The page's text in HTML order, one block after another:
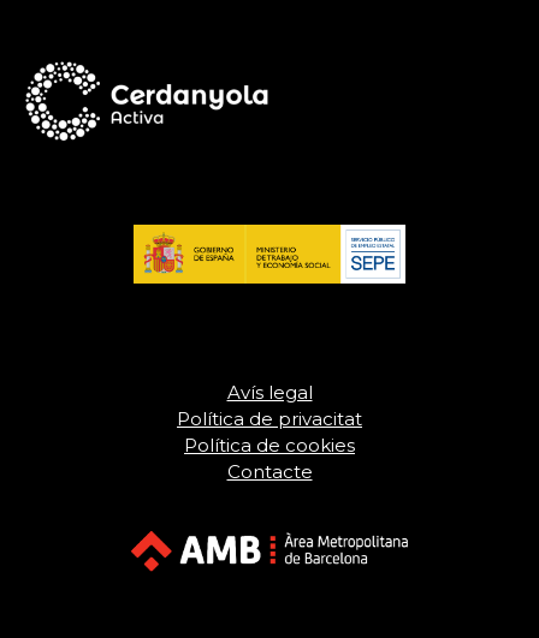
Avís legal
Política de privacitat
Política de cookies
Contacte